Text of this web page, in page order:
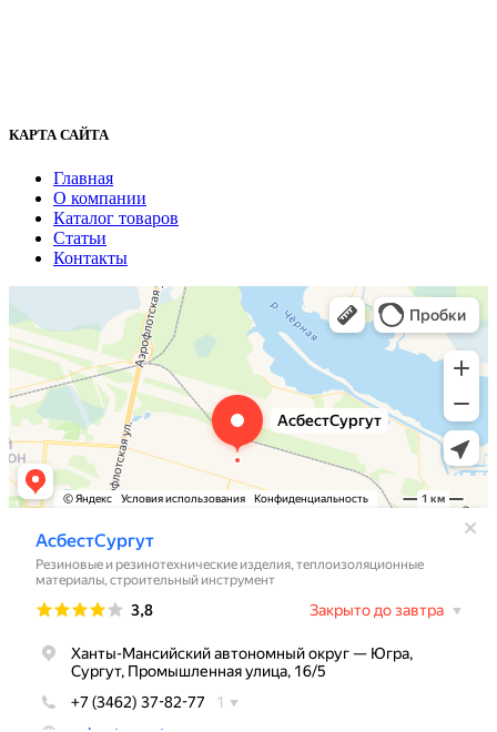
КАРТА САЙТА
Главная
О компании
Каталог товаров
Статьи
Контакты